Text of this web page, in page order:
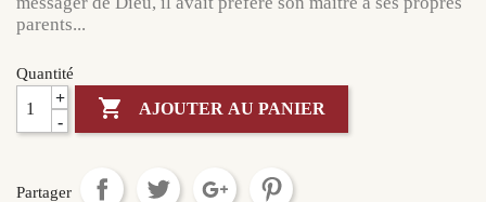
parents...
Quantité
+
 AJOUTER AU PANIER
Partager